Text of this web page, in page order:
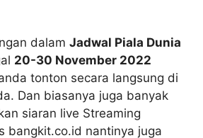
dalam Jadwal Piala Dunia
20-30 November 2022
tonton secara langsung di
Dan biasanya juga banyak
siaran live Streaming
bangkit.co.id nantinya juga